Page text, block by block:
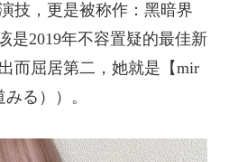
技，更是被称作：黑暗界
是2019年不容置疑的最佳新
而屈居第二，她就是【mir
る））。